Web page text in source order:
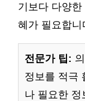
기보다 다양
혜가 필요합니
전문가 팁:
정보를 적극
나 필요한 정